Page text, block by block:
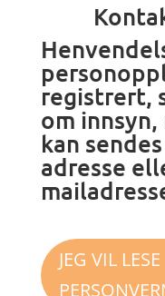
registrert,
om
kan
adresse
JEG VIL LESE